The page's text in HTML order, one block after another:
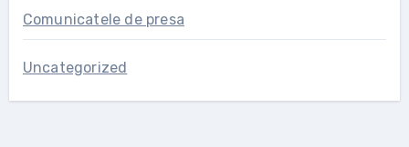
Comunicatele de presa
Uncategorized